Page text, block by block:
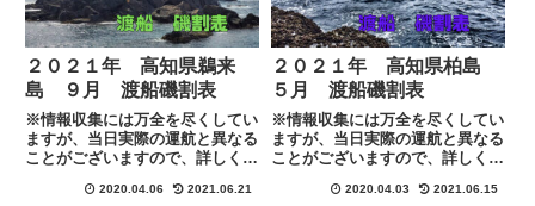
２０２１年 高知県鵜来
島 ９月 渡船磯割表
※情報収集には万全を尽くしてい
ますが、当日実際の運航と異なる
ことがございますので、詳しくは
先にて直接ご確認お願い致しま
2020.04.06 2021.06.21
２０２１年 高知県柏島
５月 渡船磯割表
※情報収集には万全を尽くしてい
ますが、当日実際の運航と異なる
ことがございますので、詳しくは
先にて直接ご確認お願い致しま
2020.04.03 2021.06.15